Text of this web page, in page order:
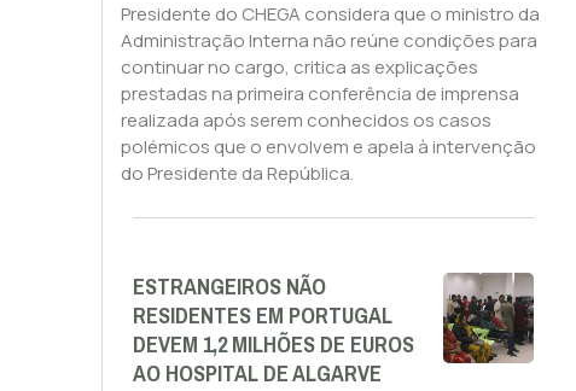
Presidente do CHEGA considera que o ministro da
Administração Interna não reúne condições para
continuar no cargo, critica as explicações
prestadas na primeira conferência de imprensa
realizada após serem conhecidos os casos
polémicos que o envolvem e apela à intervenção
do Presidente da República.
ESTRANGEIROS NÃO
RESIDENTES EM PORTUGAL
DEVEM 1,2 MILHÕES DE EUROS
AO HOSPITAL DE ALGARVE